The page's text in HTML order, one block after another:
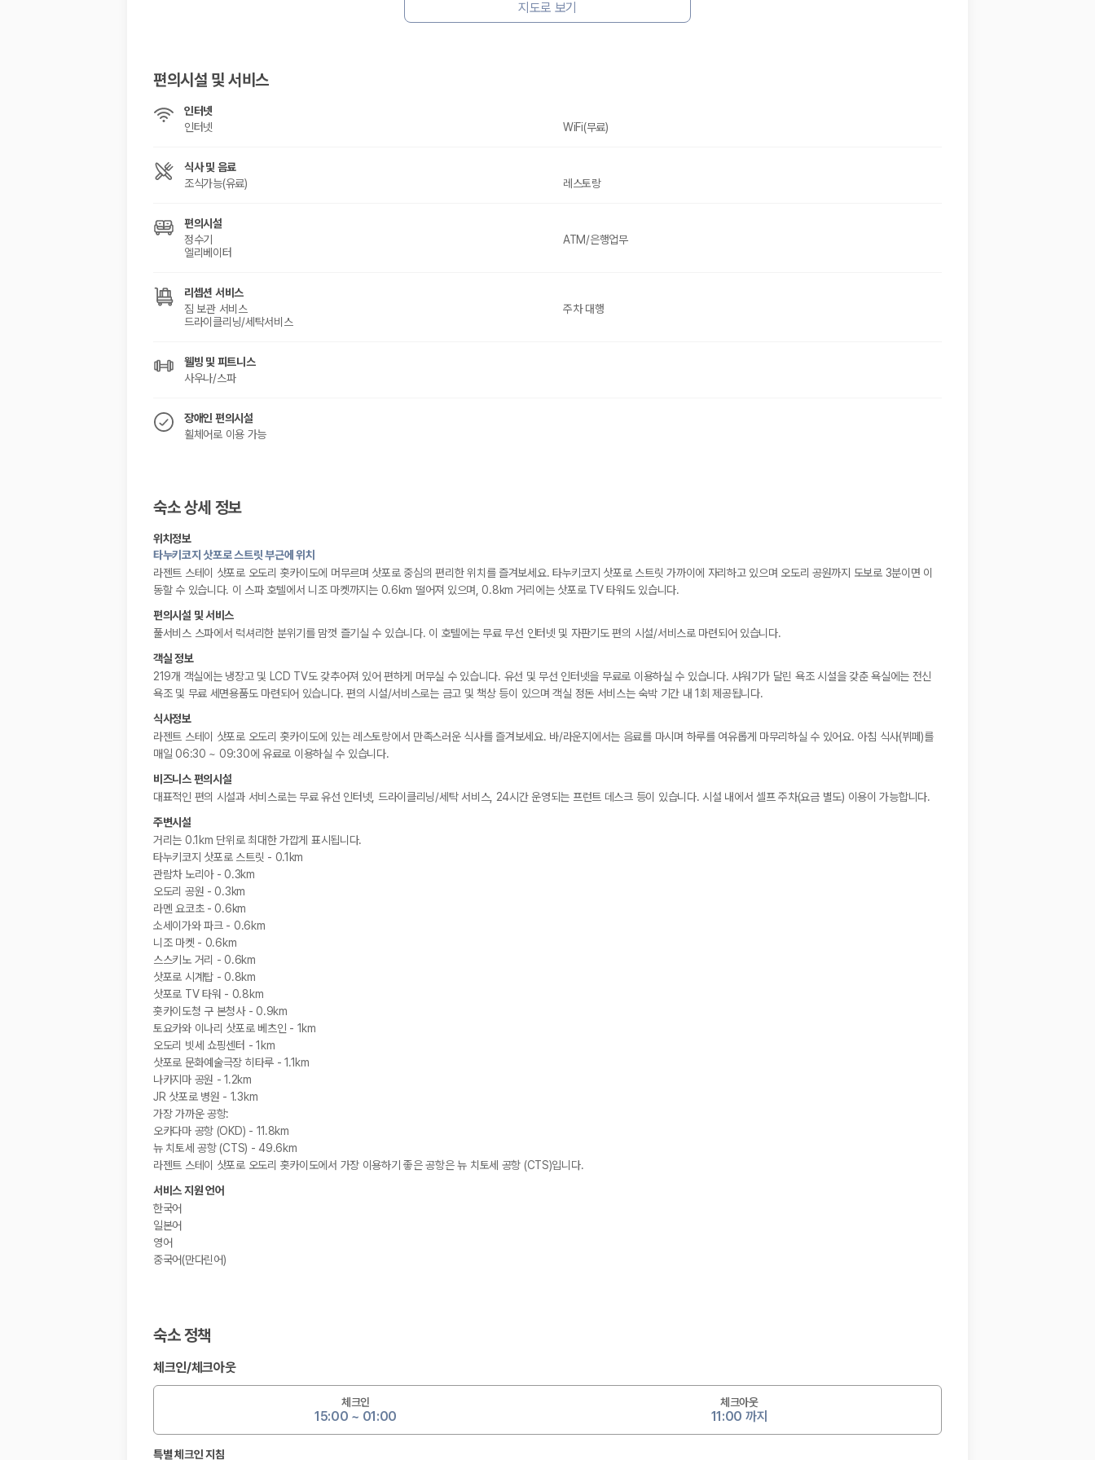
지도로 보기
편의시설 및 서비스
인터넷
인터넷
WiFi(무료)
식사 및 음료
조식가능(유료)
레스토랑
편의시설
정수기
ATM/은행업무
엘리베이터
리셉션 서비스
짐 보관 서비스
주차 대행
드라이클리닝/세탁서비스
웰빙 및 피트니스
사우나/스파
장애인 편의시설
휠체어로 이용 가능
숙소 상세 정보
위치정보
타누키코지 삿포로 스트릿 부근에 위치
라젠트 스테이 삿포로 오도리 홋카이도에 머무르며 삿포로 중심의 편리한 위치를 즐겨보세요. 타누키코지 삿포로 스트릿 가까이에 자리하고 있으며 오도리 공원까지 도보로 3분이면 이
동할 수 있습니다. 이 스파 호텔에서 니조 마켓까지는 0.6km 떨어져 있으며, 0.8km 거리에는 삿포로 TV 타워도 있습니다.
편의시설 및 서비스
풀서비스 스파에서 럭셔리한 분위기를 맘껏 즐기실 수 있습니다. 이 호텔에는 무료 무선 인터넷 및 자판기도 편의 시설/서비스로 마련되어 있습니다.
객실 정보
219개 객실에는 냉장고 및 LCD TV도 갖추어져 있어 편하게 머무실 수 있습니다. 유선 및 무선 인터넷을 무료로 이용하실 수 있습니다. 샤워기가 달린 욕조 시설을 갖춘 욕실에는 전신
욕조 및 무료 세면용품도 마련되어 있습니다. 편의 시설/서비스로는 금고 및 책상 등이 있으며 객실 정돈 서비스는 숙박 기간 내 1회 제공됩니다.
식사정보
라젠트 스테이 삿포로 오도리 홋카이도에 있는 레스토랑에서 만족스러운 식사를 즐겨보세요. 바/라운지에서는 음료를 마시며 하루를 여유롭게 마무리하실 수 있어요. 아침 식사(뷔페)를
매일 06:30 ~ 09:30에 유료로 이용하실 수 있습니다.
비즈니스 편의시설
대표적인 편의 시설과 서비스로는 무료 유선 인터넷, 드라이클리닝/세탁 서비스, 24시간 운영되는 프런트 데스크 등이 있습니다. 시설 내에서 셀프 주차(요금 별도) 이용이 가능합니다.
주변시설
거리는 0.1km 단위로 최대한 가깝게 표시됩니다.
타누키코지 삿포로 스트릿 - 0.1km
관람차 노리아 - 0.3km
오도리 공원 - 0.3km
라멘 요코초 - 0.6km
소세이가와 파크 - 0.6km
니조 마켓 - 0.6km
스스키노 거리 - 0.6km
삿포로 시계탑 - 0.8km
삿포로 TV 타워 - 0.8km
홋카이도청 구 본청사 - 0.9km
토요카와 이나리 삿포로 베츠인 - 1km
오도리 빗세 쇼핑센터 - 1km
삿포로 문화예술극장 히타루 - 1.1km
나카지마 공원 - 1.2km
JR 삿포로 병원 - 1.3km
가장 가까운 공항:
오카다마 공항 (OKD) - 11.8km
뉴 치토세 공항 (CTS) - 49.6km
라젠트 스테이 삿포로 오도리 홋카이도에서 가장 이용하기 좋은 공항은 뉴 치토세 공항 (CTS)입니다.
서비스 지원 언어
한국어
일본어
영어
중국어(만다린어)
숙소 정책
체크인/체크아웃
체크인
15:00 ~ 01:00
체크아웃
11:00 까지
특별 체크인 지침